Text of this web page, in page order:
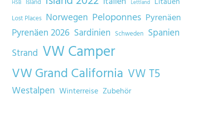
HSB Island Lettland
Lost Places Norwegen Peloponnes Pyrenäen
Pyrenäen 2026 Sardinien Schweden Spanien
Strand VW Camper
VW Grand California VW T5
Westalpen Winterreise Zubehör